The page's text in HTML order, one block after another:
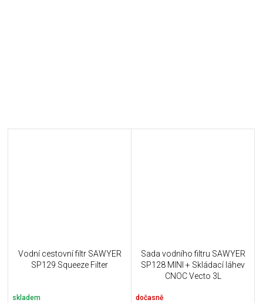
Vodní cestovní filtr SAWYER
SP129 Squeeze Filter
skladem
Sada vodního filtru SAWYER
SP128 MINI + Skládací láhev
CNOC Vecto 3L
dočasně